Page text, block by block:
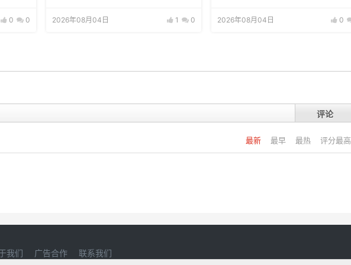
0 0 2026年08月04日 1 0 2026年08月04日 0
评论
最新 最早 最热 评分最高
我们 广告合作 联系我们